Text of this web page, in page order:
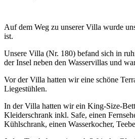
Auf dem Weg zu unserer Villa wurde
ist.
Unsere Villa (Nr. 180) befand sich in
der Insel neben den Wasservillas und
Vor der Villa hatten wir eine schöne
Liegestühlen.
In der Villa hatten wir ein King-Size-
Kleiderschrank inkl. Safe, einen
Kühlschrank, einen Wasserkocher,